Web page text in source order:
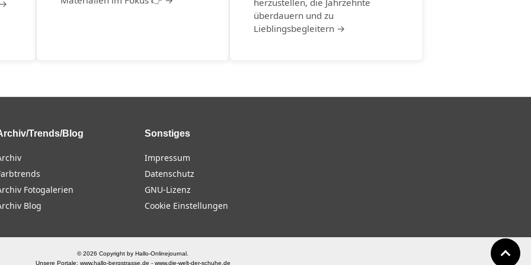
herzustellen, die Jahrzehnte
überdauern und zu
Lieblingsbegleitern →
Trends/Blog
Fotogalerien
Blog
Sonstiges
Impressum
Datenschutz
GNU-Lizenz
Cookie Einstellungen
© 2026 Copyright by Hallo-Onlinejournal.
Unsere Portale: www.hallo-bergstrasse.de - www.die-welt-der-schuhe.de